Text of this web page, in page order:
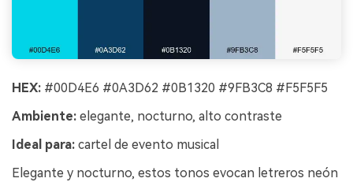
HEX: #00D4E6 #0A3D62 #0B1320 #9FB3C8 #F5F5F5
Ambiente: elegante, nocturno, alto contraste
Ideal para: cartel de evento musical
Elegante y nocturno, estos tonos evocan letreros neón